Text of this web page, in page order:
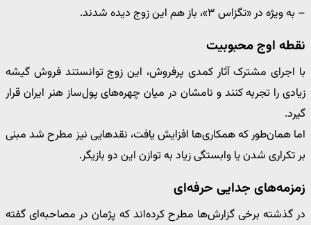
– به ویژه در «تگزاس ۳»، باز هم این زوج دیده شدند.
نقطه اوج محبوبیت
با اجرای مشترک آثار کمدی پرفروش، این زوج توانستند فروش گیشه
زیادی را تجربه کنند و نامشان در میان چهره‌های پول‌ساز هنر ایران قرار
گیرد.
اما همان‌طور که همکاری‌ها افزایش یافت، نقدهایی نیز مطرح شد مبنی
بر تکراری شدن یا وابستگی زیاد به توازن این دو بازیگر.
زمزمه‌های جدایی حرفه‌ای
در گذشته برخی گزارش‌ها مطرح کرده‌اند که پژمان در مصاحبه‌ای گفته